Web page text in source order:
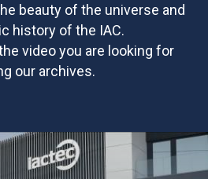
beauty of the universe and
history of the IAC.
video you are looking for
our archives.